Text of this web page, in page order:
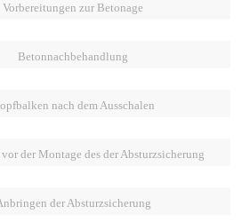
Vorbereitungen zur Betonage
Betonnachbehandlung
nach dem Ausschalen
der Montage des der Absturzsicherung
der Absturzsicherung